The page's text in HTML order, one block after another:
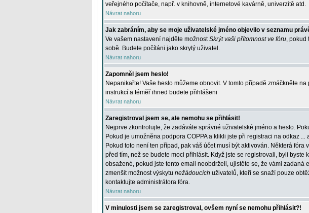
veřejného počítače, např. v knihovně, internetové kavárně, univerzitě atd.
Návrat nahoru
Jak zabráním, aby se moje uživatelské jméno objevilo v seznamu
Ve vašem nastavení najděte možnostSkrýt vaši přítomnost ve fóru, pokud
sobě. Budete počítáni jako skrytý uživatel.
Návrat nahoru
Zapomněl jsem heslo!
Nepanikařte! Vaše heslo můžeme obnovit. V tomto případě zmáčkněte
instrukcí a téměř ihned budete přihlášeni
Návrat nahoru
Zaregistroval jsem se, ale nemohu se přihlásit!
Nejprve zkontrolujte, že zadáváte správné uživatelské jméno a heslo.
Pokud je umožněna podpora COPPA a klikli jste při registraci na odkaz ...
Pokud toto není ten případ, pak váš účet musí být aktivován. Některá
před tím, než se budete moci přihlásit. Když jste se registrovali, byli
obsažené, pokud jste tento email neobdrželi, ujistěte se, že vámi
zmenšit možnost výskytu nežádoucích uživatelů, kteří se snaží pouze
kontaktujte administrátora fóra.
Návrat nahoru
V minulosti jsem se zaregistroval, ovšem nyní se nemohu přihlásit?!